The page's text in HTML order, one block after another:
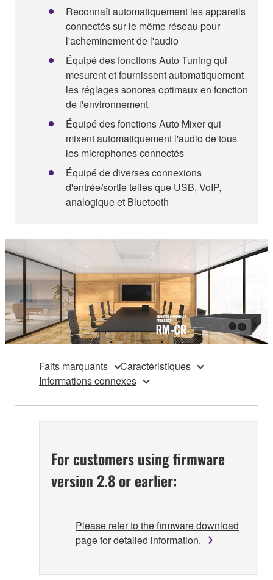
Reconnaît automatiquement les appareils
connectés sur le même réseau pour
l'acheminement de l'audio
Équipé des fonctions Auto Tuning qui
mesurent et fournissent automatiquement
les réglages sonores optimaux en fonction
de l'environnement
Équipé des fonctions Auto Mixer qui
mixent automatiquement l'audio de tous
les microphones connectés
Équipé de diverses connexions
d'entrée/sortie telles que USB, VoIP,
analogique et Bluetooth
Faits marquants
Caractéristiques
Informations connexes
For customers using firmware
version 2.8 or earlier:
Please refer to the firmware download
page for detailed information.